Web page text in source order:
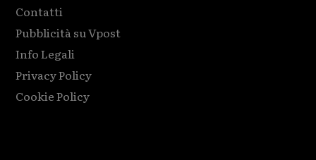
Contatti
Pubblicità su Vpost
Info Legali
Privacy Policy
Cookie Policy